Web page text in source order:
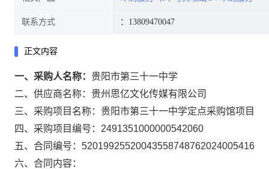
联系方式 ：13809470047
正文内容
一、采购人名称： 贵阳市第三十一中学
二、供应商名称： 贵州思亿文化传媒有限公司
三、采购项目名称： 贵阳市第三十一中学定点采购馆项目
四、采购项目编号： 2491351000000542060
五、合同编号： 52019925520043558748762024005416
六、合同内容：